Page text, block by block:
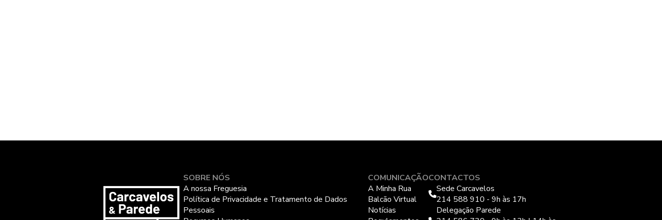
SOBRE NÓS
A nossa Freguesia
Política de Privacidade e Tratamento de Dados
Pessoais
COMUNICAÇÃO
A Minha Rua
Balcão Virtual
Notícias
CONTACTOS
Sede Carcavelos
214 588 910 - 9h às 17h
Delegação Parede